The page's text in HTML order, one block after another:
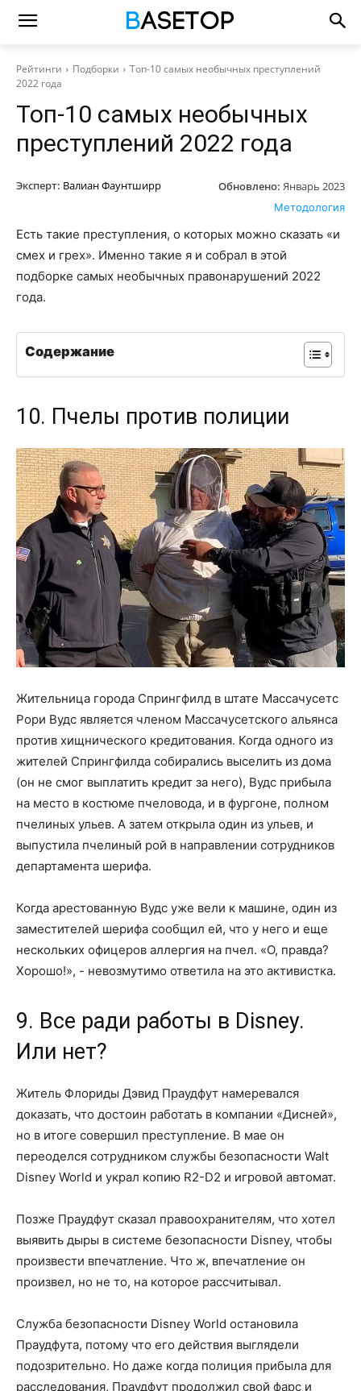
Рейтинги Подборки
Топ-10 самых необычных преступлений
2022 года
Топ-10 самых необычных
преступлений 2022 года
Эксперт: Валиан Фаунтширр Обновлено: Январь 2023
Методология
Есть такие преступления, о которых можно сказать «и
смех и грех». Именно такие я и собрал в этой
подборке самых необычных правонарушений 2022
года.
Содержание
10. Пчелы против полиции
Жительница города Спрингфилд в штате Массачусетс
Рори Вудс является членом Массачусетского альянса
против хищнического кредитования. Когда одного из
жителей Спрингфилда собирались выселить из дома
(он не смог выплатить кредит за него), Вудс прибыла
на место в костюме пчеловода, и в фургоне, полном
пчелиных ульев. А затем открыла один из ульев, и
выпустила пчелиный рой в направлении сотрудников
департамента шерифа.
Когда арестованную Вудс уже вели к машине, один из
заместителей шерифа сообщил ей, что у него и еще
нескольких офицеров аллергия на пчел. «О, правда?
Хорошо!», - невозмутимо ответила на это активистка.
9. Все ради работы в Disney.
Или нет?
Житель Флориды Дэвид Праудфут намеревался
доказать, что достоин работать в компании «Дисней»,
но в итоге совершил преступление. В мае он
переоделся сотрудником службы безопасности Walt
Disney World и украл копию R2-D2 и игровой автомат.
Позже Праудфут сказал правоохранителям, что хотел
выявить дыры в системе безопасности Disney, чтобы
произвести впечатление. Что ж, впечатление он
произвел, но не то, на которое рассчитывал.
Служба безопасности Disney World остановила
Праудфута, потому что его действия выглядели
подозрительно. Но даже когда полиция прибыла для
расследования, Праудфут продолжил свой фарс и